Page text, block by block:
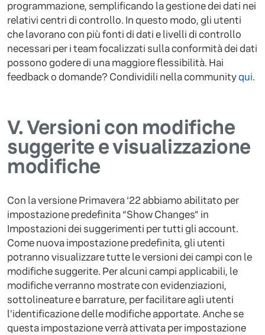
programmazione, semplificando la gestione dei dati nei
relativi centri di controllo. In questo modo, gli utenti
che lavorano con più fonti di dati e livelli di controllo
necessari per i team focalizzati sulla conformità dei dati
possono godere di una maggiore flessibilità. Hai
feedback o domande? Condividili nella communityqui.
V.Versioni con modifiche
suggerite e visualizzazione
modifiche
Con la versione Primavera ‘22 abbiamo abilitato per
impostazione predefinita “Show Changes” in
Impostazioni dei suggerimenti per tutti gli account.
Come nuova impostazione predefinita, gli utenti
potranno visualizzare tutte le versioni dei campi con le
modifiche suggerite. Per alcuni campi applicabili, le
modifiche verranno mostrate con evidenziazioni,
sottolineature e barrature, per facilitare agli utenti
l’identificazione delle modifiche apportate. Anche se
questa impostazione verrà attivata per impostazione